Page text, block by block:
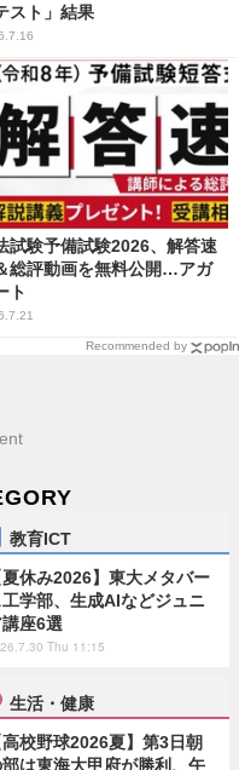
スト」結果
試験予備試験2026、解答速
総評動画を無料公開…アガ
ト
Recommended by
教育ICT
夏休み2026】東大メタバー
工学部、生成AIなどジュニ
講座6選
Thu 11:15
生活・健康
高校野球2026夏】第3日朝
は東海大甲府が勝利、午